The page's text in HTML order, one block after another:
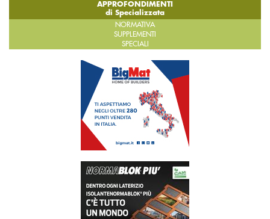
APPROFONDIMENTI
di Specializzata
NORMATIVA
SUPPLEMENTI
SPECIALI